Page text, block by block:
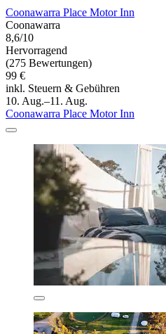
Coonawarra Place Motor Inn
Coonawarra
8,6/10
Hervorragend
(275 Bewertungen)
99 €
inkl. Steuern & Gebühren
10. Aug.–11. Aug.
Coonawarra Place Motor Inn